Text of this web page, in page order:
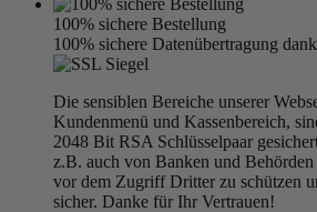
100% sichere Bestellung
100% sichere Datenübertragung
Die sensiblen Bereiche unserer
Kundenmenü und Kassenbereich,
2048 Bit RSA Schlüsselpaar
z.B. auch von Banken und
vor dem Zugriff Dritter zu schützen
sicher. Danke für Ihr Vertrauen!